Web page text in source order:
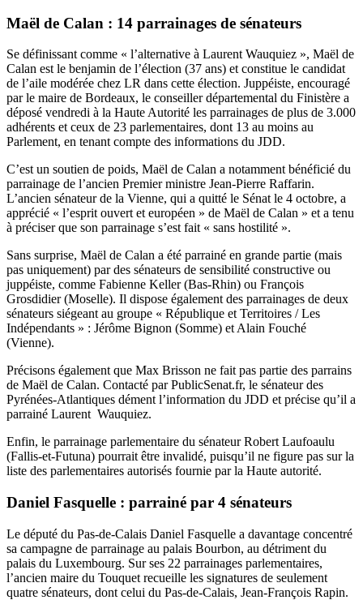
Maël de Calan : 14 parrainages de sénateurs
Se définissant comme « l’alternative à Laurent Wauquiez », Maël de
Calan est le benjamin de l’élection (37 ans) et constitue le candidat
de l’aile modérée chez LR dans cette élection. Juppéiste, encouragé
par le maire de Bordeaux, le conseiller départemental du Finistère a
déposé vendredi à la Haute Autorité les parrainages de plus de 3.000
adhérents et ceux de 23 parlementaires, dont 13 au moins au
Parlement, en tenant compte des informations du JDD.
C’est un soutien de poids, Maël de Calan a notamment bénéficié du
parrainage de l’ancien Premier ministre Jean-Pierre Raffarin.
L’ancien sénateur de la Vienne, qui a quitté le Sénat le 4 octobre, a
apprécié « l’esprit ouvert et européen » de Maël de Calan » et a tenu
à préciser que son parrainage s’est fait « sans hostilité ».
Sans surprise, Maël de Calan a été parrainé en grande partie (mais
pas uniquement) par des sénateurs de sensibilité constructive ou
juppéiste, comme Fabienne Keller(Bas-Rhin) ou François
Grosdidier (Moselle). Il dispose également des parrainages de deux
sénateurs siégeant au groupe « République et Territoires / Les
Indépendants » : Jérôme Bignon (Somme) etAlain Fouché
(Vienne).
Précisons également que Max Brisson ne fait pas partie des parrains
de Maël de Calan. Contacté par PublicSenat.fr, le sénateur des
Pyrénées-Atlantiques dément l’information du JDD et précise qu’il a
parrainé Laurent Wauquiez.
Enfin, le parrainage parlementaire du sénateur Robert Laufoaulu
(Fallis-et-Futuna) pourrait être invalidé, puisqu’il ne figure pas sur la
liste des parlementaires autorisés fournie par la Haute autorité.
Daniel Fasquelle : parrainé par 4 sénateurs
Le député du Pas-de-Calais Daniel Fasquelle a davantage concentré
sa campagne de parrainage au palais Bourbon, au détriment du
palais du Luxembourg. Sur ses 22 parrainages parlementaires,
l’ancien maire du Touquet recueille les signatures de seulement
quatre sénateurs, dont celui du Pas-de-Calais, Jean-François Rapin.